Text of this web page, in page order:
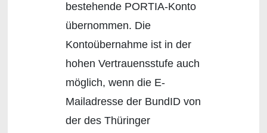
bestehende PORTIA-Konto
übernommen. Die
Kontoübernahme ist in der
hohen Vertrauensstufe auch
möglich, wenn die E-
Mailadresse der BundID von
der des Thüringer